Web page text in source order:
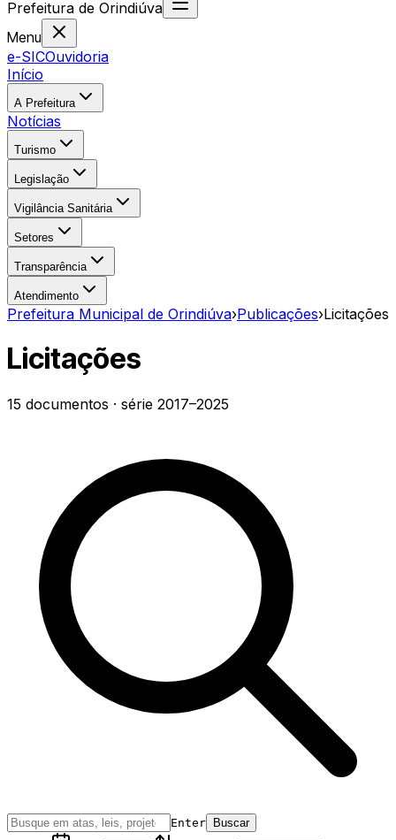
Prefeitura de Orindiúva
Menu
e-SICOuvidoria
Início
A Prefeitura
Notícias
Turismo
Legislação
Vigilância Sanitária
Setores
Transparência
Atendimento
Prefeitura Municipal de Orindiúva›Publicações›Licitações
Licitações
15 documentos · série 2017–2025
Enter Buscar